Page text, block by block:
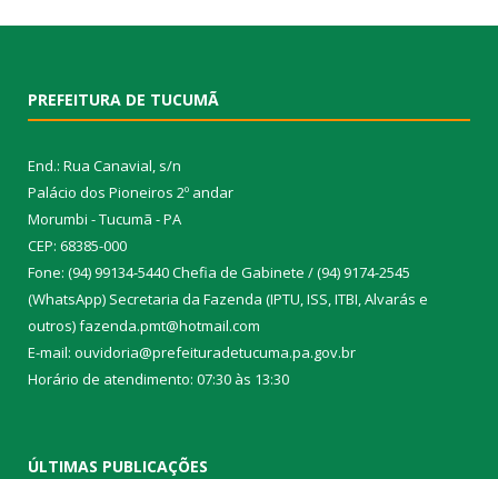
PREFEITURA DE TUCUMÃ
End.: Rua Canavial, s/n
Palácio dos Pioneiros 2º andar
Morumbi - Tucumã - PA
CEP: 68385-000
Fone: (94) 99134-5440 Chefia de Gabinete / (94) 9174-2545
(WhatsApp) Secretaria da Fazenda (IPTU, ISS, ITBI, Alvarás e
outros) fazenda.pmt@hotmail.com
E-mail: ouvidoria@prefeituradetucuma.pa.gov.br
Horário de atendimento: 07:30 às 13:30
ÚLTIMAS PUBLICAÇÕES